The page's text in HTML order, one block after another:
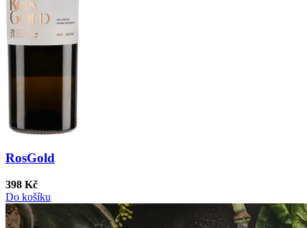
RosGold
398 Kč
Do košíku